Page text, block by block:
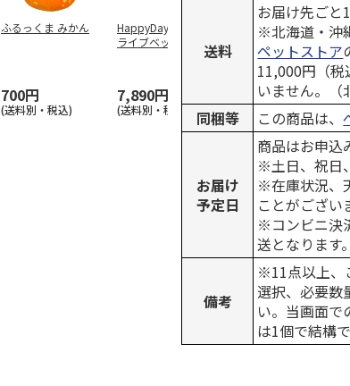
ふるっくま みかん
700円
(送料別・税込)
HappyDays 2wayド
ライブベッド グレ
7,890円
(送料別・税込)
獣医師開発 ニオイ
をとる砂専用 猫ト
イレ ナチュラルグ
1,550円
(送料別・税込)
送料
お届け先ごと
※北海道・沖
ペットストア
11,000円（税
いません。（
同梱等
この商品は、
お届け
予定日
商品はお申込
※土日、祝日
※在庫状況、
ことがござい
※コンビニ決
送となります。
備考
※11点以上、
選択、必要数
い。当画面で
は1個で結構で